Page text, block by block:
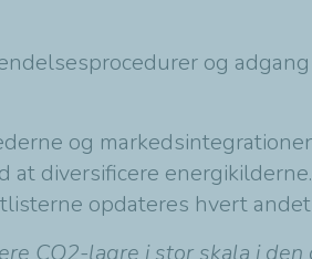
og
og
diversificere
opdateres hvert andet